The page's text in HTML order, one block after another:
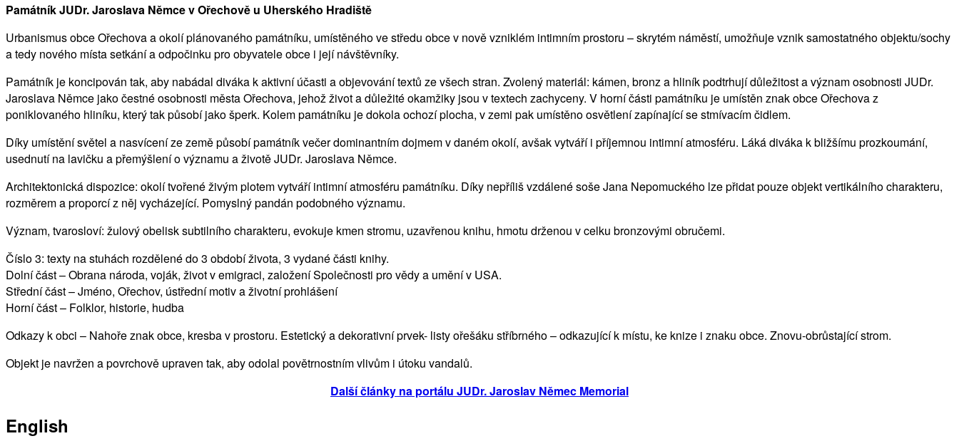
Památník JUDr. Jaroslava Němce v Ořechově u Uherského Hradiště
Urbanismus obce Ořechova a okolí plánovaného památníku, umístěného ve středu obce v nově vzniklém intimním prostoru – skrytém náměstí, umožňuje vznik samostatného objektu/sochy
a tedy nového místa setkání a odpočinku pro obyvatele obce i její návštěvníky.
Památník je koncipován tak, aby nabádal diváka k aktivní účasti a objevování textů ze všech stran. Zvolený materiál: kámen, bronz a hliník podtrhují důležitost a význam osobnosti JUDr.
Jaroslava Němce jako čestné osobnosti města Ořechova, jehož život a důležité okamžiky jsou v textech zachyceny. V horní části památníku je umístěn znak obce Ořechova z
poniklovaného hliníku, který tak působí jako šperk. Kolem památníku je dokola ochozí plocha, v zemi pak umístěno osvětlení zapínající se stmívacím čidlem.
Díky umístění světel a nasvícení ze země působí památník večer dominantním dojmem v daném okolí, avšak vytváří i příjemnou intimní atmosféru. Láká diváka k bližšímu prozkoumání,
usednutí na lavičku a přemýšlení o významu a životě JUDr. Jaroslava Němce.
Architektonická dispozice: okolí tvořené živým plotem vytváří intimní atmosféru památníku. Díky nepříliš vzdálené soše Jana Nepomuckého lze přidat pouze objekt vertikálního charakteru,
rozměrem a proporcí z něj vycházející. Pomyslný pandán podobného významu.
Význam, tvarosloví: žulový obelisk subtilního charakteru, evokuje kmen stromu, uzavřenou knihu, hmotu drženou v celku bronzovými obručemi.
Číslo 3: texty na stuhách rozdělené do 3 období života, 3 vydané části knihy.
Dolní část – Obrana národa, voják, život v emigraci, založení Společnosti pro vědy a umění v USA.
Střední část – Jméno, Ořechov, ústřední motiv a životní prohlášení
Horní část – Folklor, historie, hudba
Odkazy k obci – Nahoře znak obce, kresba v prostoru. Estetický a dekorativní prvek- listy ořešáku stříbrného – odkazující k místu, ke knize i znaku obce. Znovu-obrůstající strom.
Objekt je navržen a povrchově upraven tak, aby odolal povětrnostním vlivům i útoku vandalů.
Další články na portálu JUDr. Jaroslav Němec Memorial
English